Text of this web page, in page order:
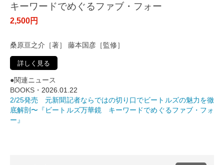
キーワードでめぐるファブ・フォー
2,500円
桑原亘之介［著］ 藤本国彦［監修］
詳しく見る
●関連ニュース
BOOKS・ 2026.01.22
2/25発売 元新聞記者ならではの切り口でビートルズの魅力を徹
底解剖〜『ビートルズ万華鏡 キーワードでめぐるファブ・フォ
ー』